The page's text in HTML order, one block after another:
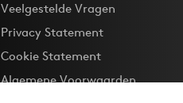
Veelgestelde Vragen
Privacy Statement
Cookie Statement
Algemene Voorwaarden